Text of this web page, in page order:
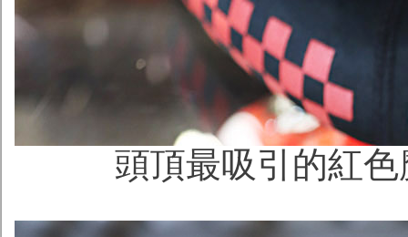
頭頂最吸引的紅